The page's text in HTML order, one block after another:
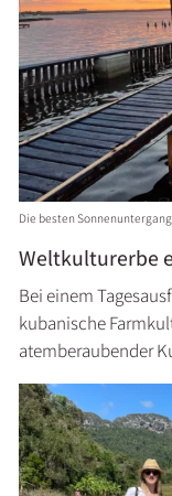
Die besten
Weltkulturerbe
Bei einem
kubanische
atemberaubender